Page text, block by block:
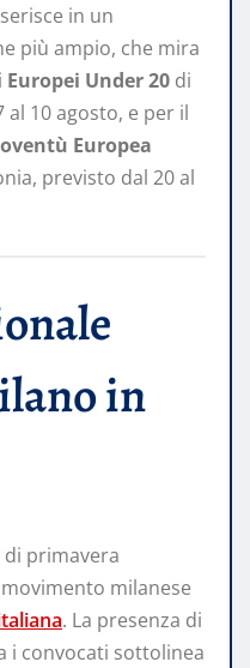
in un
più ampio, che mira
Europei Under 20 di
al 10 agosto, e per il
Europea
previsto dal 20 al
in
primavera
milanese
. La presenza di
i convocati sottolinea